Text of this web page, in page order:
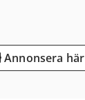
Annonsera här